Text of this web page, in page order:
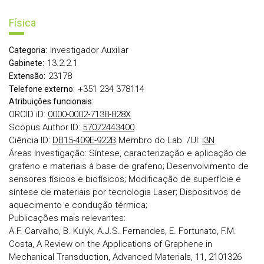
Física
Categoria: Investigador Auxiliar
Gabinete: 13.2.2.1
Extensão: 23178
Telefone externo: +351 234 378114
Atribuições funcionais:
ORCID iD: 0000-0002-7138-828X
Scopus Author ID: 57072443400
Ciência ID: DB15-409E-922B Membro do Lab. /UI: i3N
Áreas Investigação: Síntese, caracterização e aplicação de
grafeno e materiais à base de grafeno; Desenvolvimento de
sensores físicos e biofísicos; Modificação de superfície e
síntese de materiais por tecnologia Laser; Dispositivos de
aquecimento e condução térmica;
Publicações mais relevantes:
A.F. Carvalho, B. Kulyk, A.J.S. Fernandes, E. Fortunato, F.M.
Costa, A Review on the Applications of Graphene in
Mechanical Transduction, Advanced Materials, 11, 2101326